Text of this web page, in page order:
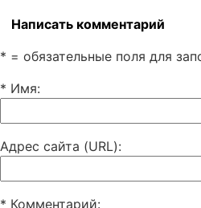
Написать комментарий
* = обязательные поля для
* Имя:
Адрес сайта (URL):
* Комментарий: